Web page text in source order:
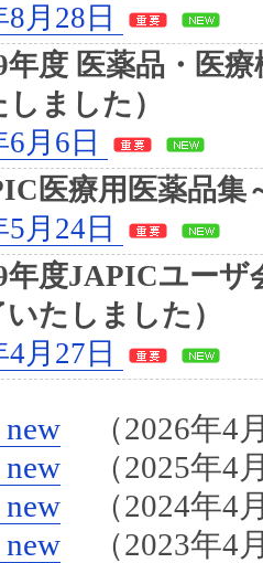
8月28日
年度 医薬品・医
ました）
6月6日
医療用医薬品集
5月24日
年度JAPICユーザ
いたしました）
4月27日
（2026年4
（2025年4
（2024年4
（2023年4